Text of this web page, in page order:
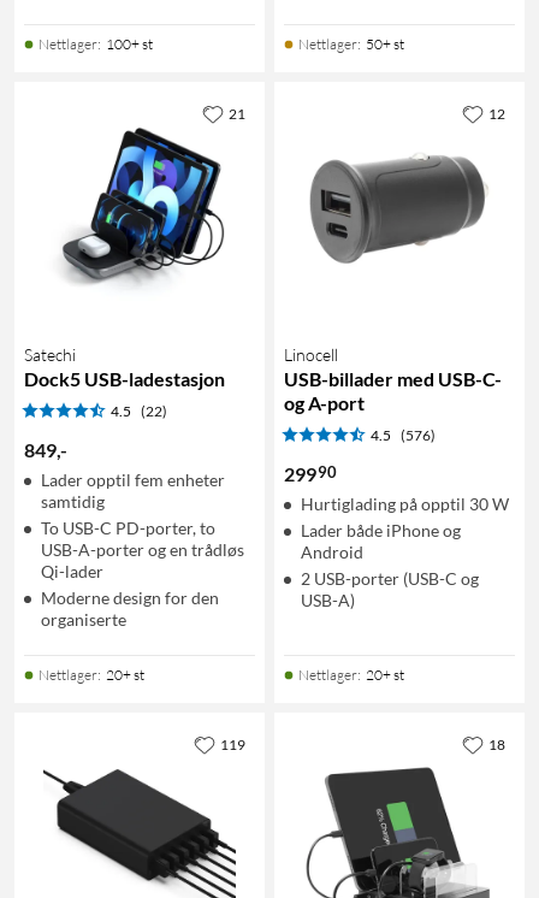
Nettlager: 100+ st Nettlager: 50+ st
Satechi
Dock5 USB-ladestasjon
4.5 (22)
849,-
Lader opptil fem enheter
samtidig
To USB-C PD-porter, to
USB-A-porter og en trådløs
Qi-lader
Moderne design for den
organiserte
Nettlager: 20+ st
21
Linocell
USB-billader med USB-C-
og A-port
4.5 (576)
29990
Hurtiglading på opptil 30 W
Lader både iPhone og
Android
2 USB-porter (USB-C og
USB-A)
Nettlager: 20+ st
12
119 18